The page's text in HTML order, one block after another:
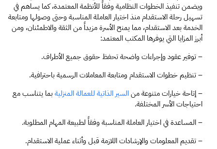
ويضمن تنفيذ الخطوات النظامية وفقاً للأنظمة المعتمدة، كما يساهم في
تسهيل رحلة الاستقدام منذ اختيار العاملة المناسبة وحتى وصولها ومتابعة
الخدمة بعد الاستقدام، مما يمنح الأسرة مزيداً من الثقة والاطمئنان، ومن
أبرز المزايا التي يوفرها المكتب المعتمد:
– توفير عقود وإجراءات واضحة تحفظ حقوق جميع الأطراف.
– تنظيم خطوات الاستقدام ومتابعة المعاملات الرسمية باحترافية.
– إتاحة خيارات متنوعة من السير الذاتية للعمالة المنزلية
بما يتناسب مع
احتياجات الأسر المختلفة.
– المساعدة في اختيار العاملة المناسبة وفقاً لطبيعة المهام المطلوبة.
– تقديم المعلومات والإرشادات اللازمة قبل وأثناء عملية الاستقدام.